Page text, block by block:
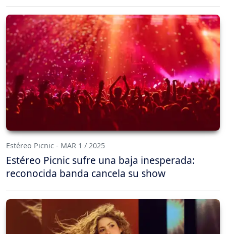
Estéreo Picnic - MAR 1 / 2025
Estéreo Picnic sufre una baja inesperada:
reconocida banda cancela su show